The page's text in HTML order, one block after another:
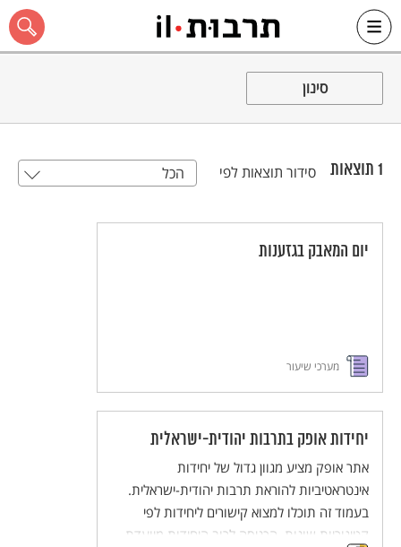
כל האתר
סינון
1 תוצאות סידור תוצאות לפי הכל
יום המאבק בגזענות
מערכי שיעור
יחידות אופק בתרבות יהודית-ישראלית
אתר אופק מציע מגוון גדול של יחידות
אינטראטיביות להוראת תרבות יהודית-ישראלית.
בעמוד זה תוכלו למצוא קישורים ליחידות לפי
קטיגוריות שונות. הכניסה לרוב היחידות מיועדת